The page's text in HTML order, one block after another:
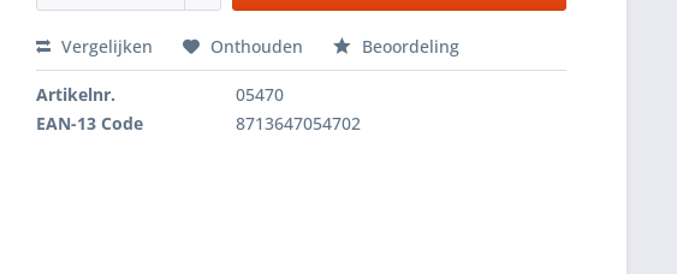
Vergelijken Onthouden Beoordeling
Artikelnr.
05470
EAN-13 Code
8713647054702